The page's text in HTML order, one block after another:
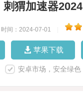
刺猬加速器2024
时间：2024-07-01
苹果下载
安卓市场，安全绿色